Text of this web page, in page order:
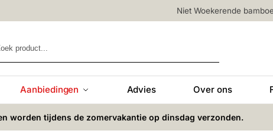
Niet Woekerende
Aanbiedingen Advies Over ons
worden tijdens de zomervakantie op dinsdag verzonden.